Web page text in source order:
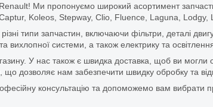
Renault! Ми пропонуємо широкий асортимент
Koleos, Stepway, Clio, Fluence, Laguna, Lodgy,
типи запчастин, включаючи фільтри, деталі
системи, а також електрику та
У нас також є швидка доставка, щоб ви
дозволяє нам забезпечити швидку обробку та
консультацію та допоможемо вам вибрати